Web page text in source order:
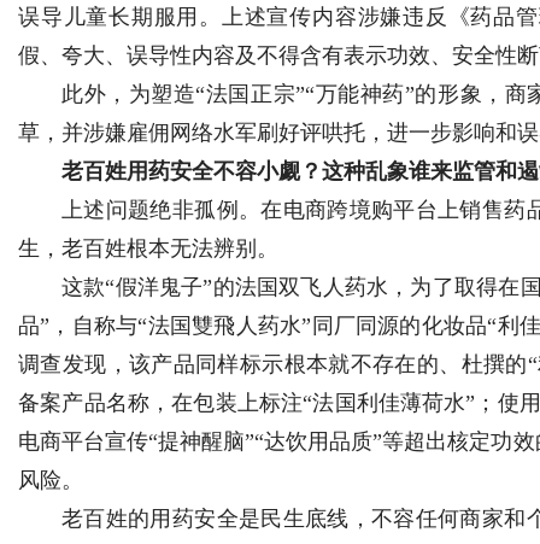
误导儿童长期服用。上述宣传内容涉嫌违反《药品
假、夸大、误导性内容及不得含有表示功效、安全性
此外，为塑造“法国正宗”“万能神药”的形象，
草，并涉嫌雇佣网络水军刷好评哄托，进一步影响和
老百姓用药安全不容小觑？这种乱象谁来监管和
上述问题绝非孤例。在电商跨境购平台上销售
生，老百姓根本无法辨别。
这款“假洋鬼子”的法国双飞人药水，为了取得在
品”，自称与“法国雙飛人药水”同厂同源的化妆品“利
调查发现，该产品同样标示根本就不存在的、杜撰
备案产品名称，在包装上标注“法国利佳薄荷水”；使
电商平台宣传“提神醒脑”“达饮用品质”等超出核定功
风险。
老百姓的用药安全是民生底线，不容任何商家